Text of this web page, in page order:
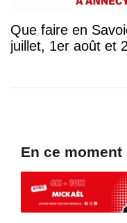
Que faire en
En ce moment